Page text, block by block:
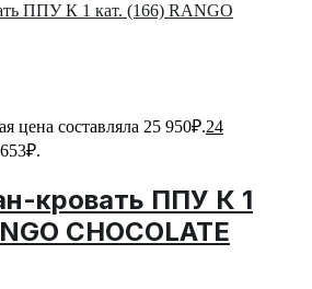
цена составляла 25 950₽.24
кровать ППУ К 1
CHOCOLATE